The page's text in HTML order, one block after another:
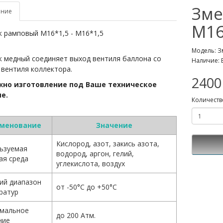
рамповый М16*1,5 - М16*1,5
медный соединяет выход вентиля баллона со
коллектора.
изготовление под Ваше техническое
Значение
среда
Кислород, азот, закись азота,
водород, аргон, гелий,
углекислота, воздух
диапазон
от -50°С до +50°С
до 200 Атм.
Модель:
Наличие: